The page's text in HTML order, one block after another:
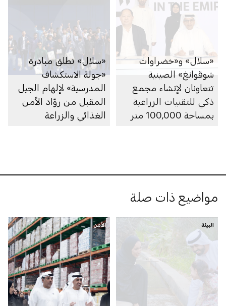
«سلال» و«خضراوات
شوقوانغ» الصينية
تتعاونان لإنشاء مجمع
ذكي للتقنيات الزراعية
بمساحة 100,000 متر
«سلال» تطلق مبادرة
«جولة الاستكشاف
المدرسية» لإلهام الجيل
المقبل من روّاد الأمن
الغذائي والزراعة
مواضيع ذات صلة
البيئة الأمن